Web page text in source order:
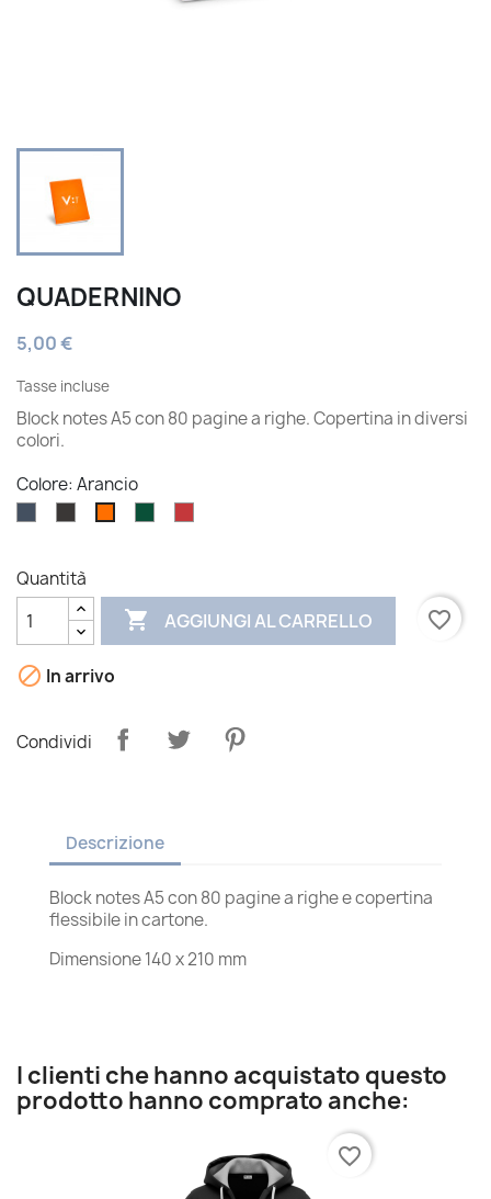
QUADERNINO
5,00 €
Tasse incluse
Block notes A5 con 80 pagine a righe. Copertina in diversi
colori.
Colore: Arancio
Quantità
 AGGIUNGI AL CARRELLO favorite_border
 In arrivo
Condividi
Descrizione
Block notes A5 con 80 pagine a righe e copertina
flessibile in cartone.
Dimensione 140 x 210 mm
I clienti che hanno acquistato questo
prodotto hanno comprato anche:
favorite_border